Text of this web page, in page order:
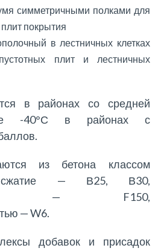
симметричными полками для
покрытия
в лестничных клетках
плит и лестничных
в районах со средней
-40°С в районах с
из бетона классом
сжатие — В25, В30,
— F150,
— W6.
добавок и присадок